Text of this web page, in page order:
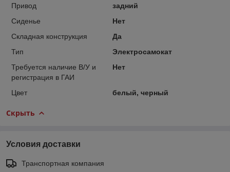
Привод
задний
Сиденье
Нет
Складная конструкция
Да
Тип
Электросамокат
Требуется наличие В/У и
регистрация в ГАИ
Нет
Цвет белый, черный
Скрыть
Условия доставки
Транспортная компания